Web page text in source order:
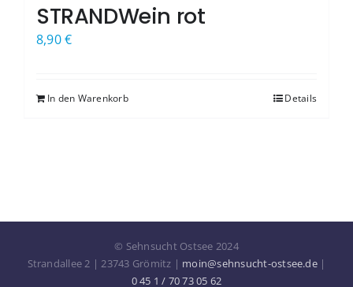
STRANDWein rot
8,90€
In den Warenkorb Details
© Sehnsucht Ostsee 2024
Strandallee 2 | 23743 Grömitz | moin@sehnsucht-ostsee.de|
0 45 1 / 70 73 05 62